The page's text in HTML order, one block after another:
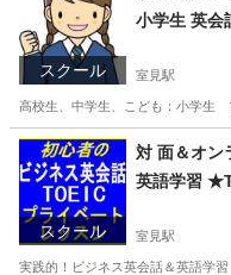
レッスン
スクール
小学生 英
ん）同席可
席可 ★英会
ン！
室見駅
高校生、中学生、こども：小学生
福岡 福岡市 室見駅
レッスン
スクール
対 面＆オン
英語学習
ーマン個人
短期（単発:
室見駅
実践的！ビジネス英会話＆英語学